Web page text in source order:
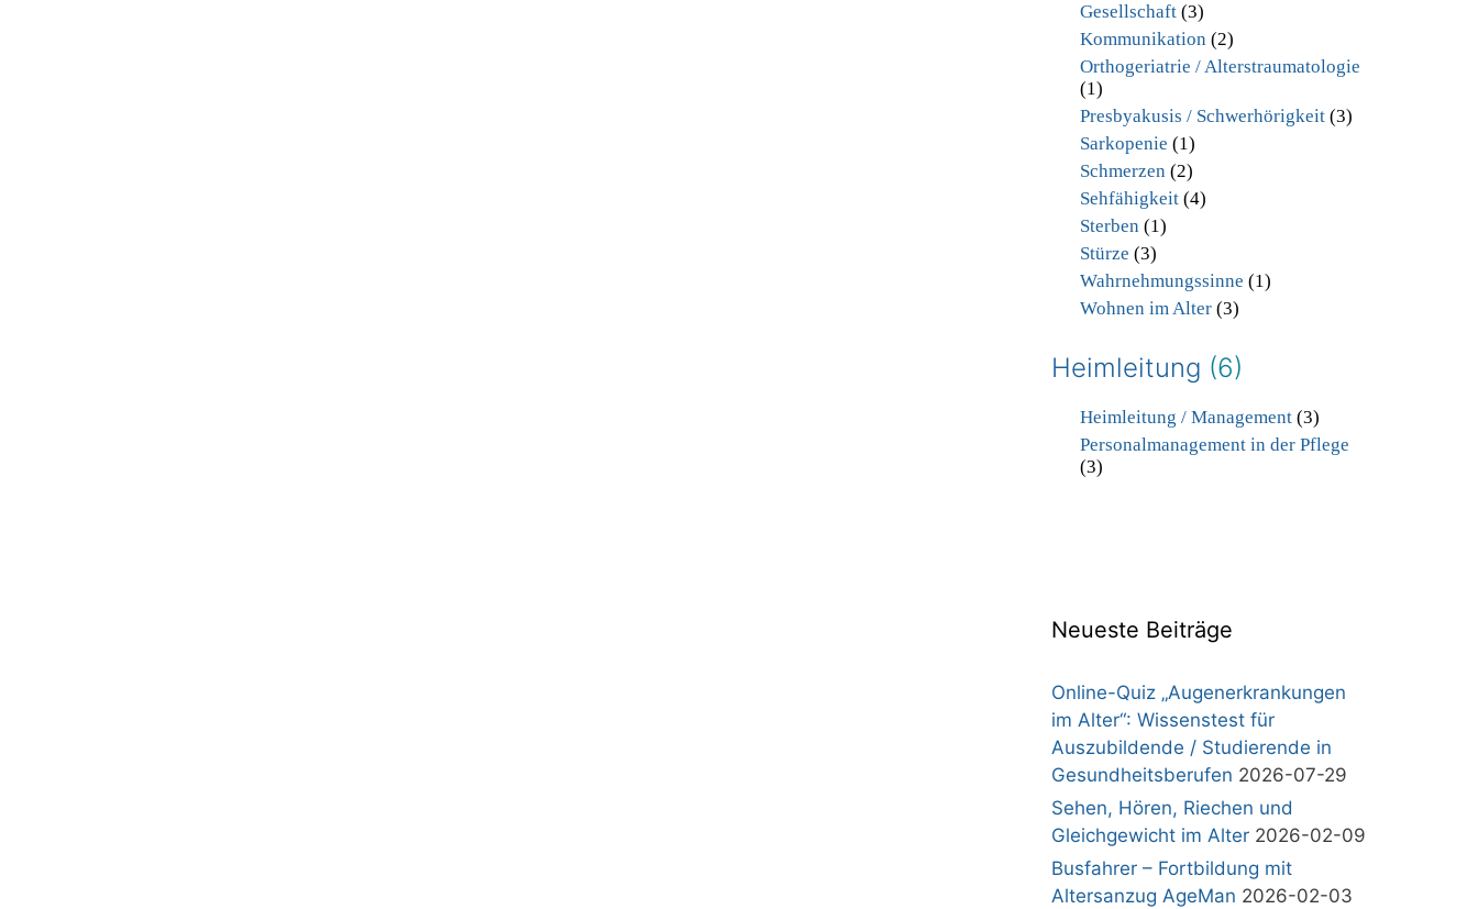
Gesellschaft(3)
Kommunikation (2)
Orthogeriatrie / Alterstraumatologie
(1)
Presbyakusis / Schwerhörigkeit(3)
Sarkopenie (1)
Schmerzen (2)
Sehfähigkeit(4)
Sterben (1)
Stürze (3)
Wahrnehmungssinne (1)
Wohnen im Alter(3)
Heimleitung (6)
Heimleitung / Management(3)
Personalmanagement in der Pflege
(3)
Neueste Beiträge
Online-Quiz „Augenerkrankungen
im Alter“: Wissenstest für
Auszubildende / Studierende in
Gesundheitsberufen 2026-07-29
Sehen, Hören, Riechen und
Gleichgewicht im Alter 2026-02-09
Busfahrer – Fortbildung mit
Altersanzug AgeMan 2026-02-03